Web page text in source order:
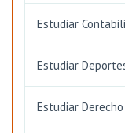
Estudiar
Estudiar
Estudiar